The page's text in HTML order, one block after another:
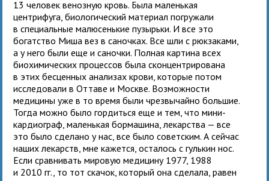
13 человек венозную кровь. Была маленькая
центрифуга, биологический материал погружали
в специальные малюсенькие пузырьки. И все это
богатство Миша вез в саночках. Все шли с рюкзаками,
а у него были еще и саночки. Полная картина всех
биохимических процессов была сконцентрирована
в этих бесценных анализах крови, которые потом
исследовали в Оттаве и Москве. Возможности
медицины уже в то время были чрезвычайно большие.
Тогда можно было гордиться еще и тем, что мини-
кардиограф, маленькая бормашина, лекарства — все
это было сделано у нас, все было советским. А сейчас
наших лекарств, мне кажется, осталось с гулькин нос.
Если сравнивать мировую медицину 1977, 1988
и 2010 гг., то тот скачок, который она сделала, равен